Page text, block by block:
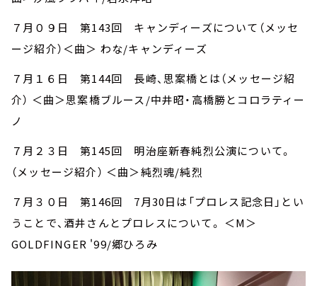
７月０９日 第143回 キャンディーズについて（メッセ
ージ紹介）＜曲＞ わな/キャンディーズ
７月１６日 第144回 長崎、思案橋とは（メッセージ紹
介） ＜曲＞思案橋ブルース/中井昭・高橋勝とコロラティー
ノ
７月２３日 第145回 明治座新春純烈公演について。
（メッセージ紹介） ＜曲＞純烈魂/純烈
７月３０日 第146回 7月30日は「プロレス記念日」とい
うことで、酒井さんとプロレスについて。 ＜M＞
GOLDFINGER '99/郷ひろみ